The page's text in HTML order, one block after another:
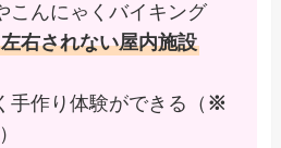
こんにゃくバイキング
右されない屋内施設
手作り体験ができる（ ※